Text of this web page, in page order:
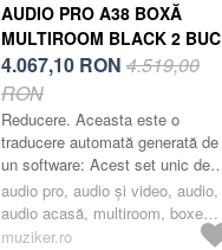
AUDIO PRO A38 BOXĂ
MULTIROOM BLACK 2 BUC
4.067,10 RON 4.519,00
RON
Reducere. Aceasta este o
traducere automată generată de
un software: Acest set unic de
difuzoare stereo active vă va
oferi o experiență uimitoare de
muzică ș...
audio pro, audio și video, audio,
audio acasă, multiroom, boxe
multiroom, black
muziker.ro